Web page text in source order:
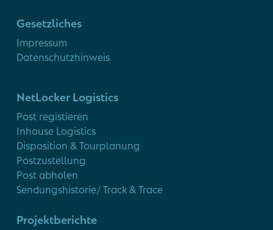
Gesetzliches
Impressum
Datenschutzhinweis
NetLocker Logistics
Post registieren
Inhouse Logistics
Disposition & Tourplanung
Postzustellung
Post abholen
Sendungshistorie/ Track & Trace
Projektberichte